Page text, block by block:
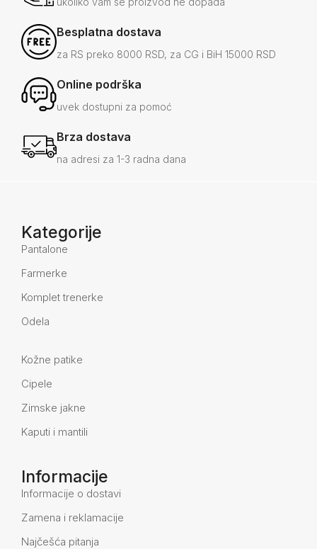
Besplatna dostava
za RS preko 8000 RSD, za CG i BiH 15000 RSD
Online podrška
uvek dostupni za pomoć
Brza dostava
na adresi za 1-3 radna dana
Kategorije
Pantalone
Farmerke
Komplet trenerke
Odela
Kožne patike
Cipele
Zimske jakne
Kaputi i mantili
Informacije
Informacije o dostavi
Zamena i reklamacije
Najčešća pitanja